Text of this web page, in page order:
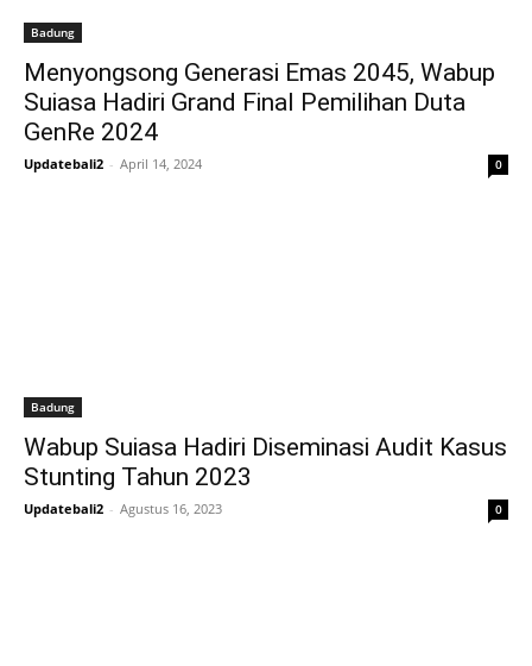
Badung
Menyongsong Generasi Emas 2045, Wabup
Suiasa Hadiri Grand Final Pemilihan Duta
GenRe 2024
Updatebali2 - April 14, 2024 0
Badung
Wabup Suiasa Hadiri Diseminasi Audit Kasus
Stunting Tahun 2023
Updatebali2 - Agustus 16, 2023 0